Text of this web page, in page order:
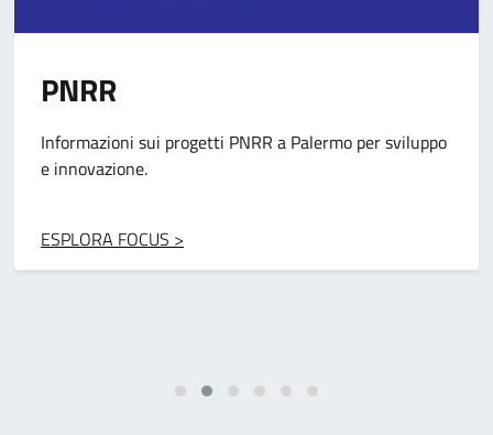
Pon Metro
Progetti per migliorare infrastrutture e servizi grazie ai